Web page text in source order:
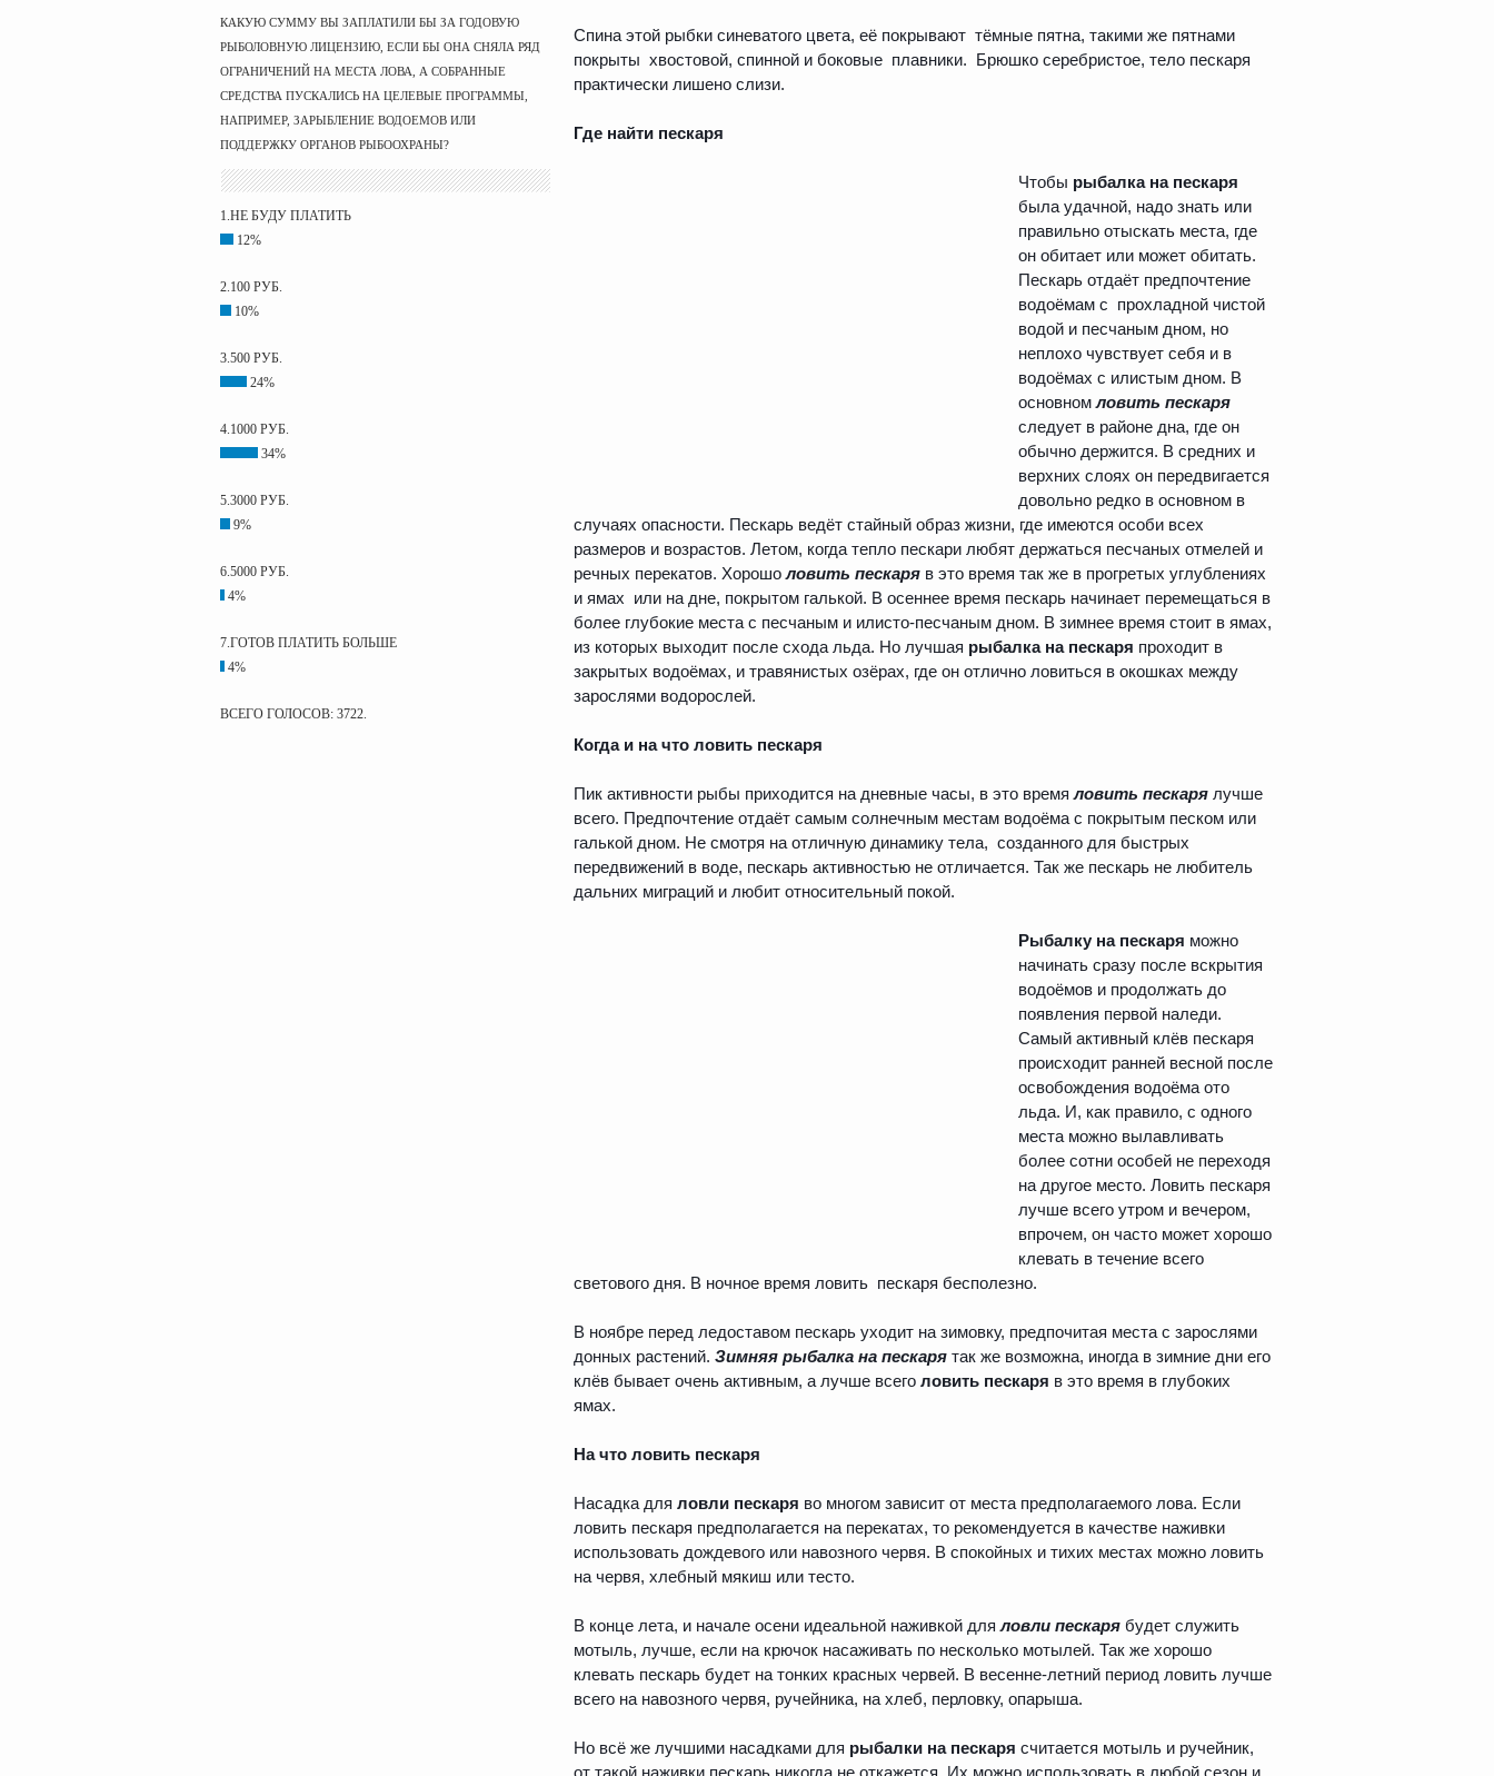
КАКУЮ СУММУ ВЫ ЗАПЛАТИЛИ БЫ ЗА ГОДОВУЮ
РЫБОЛОВНУЮ ЛИЦЕНЗИЮ, ЕСЛИ БЫ ОНА СНЯЛА РЯД
ОГРАНИЧЕНИЙ НА МЕСТА ЛОВА, А СОБРАННЫЕ
СРЕДСТВА ПУСКАЛИСЬ НА ЦЕЛЕВЫЕ ПРОГРАММЫ,
НАПРИМЕР, ЗАРЫБЛЕНИЕ ВОДОЕМОВ ИЛИ
ПОДДЕРЖКУ ОРГАНОВ РЫБООХРАНЫ?
1.НЕ БУДУ ПЛАТИТЬ
12%
2.100 РУБ.
10%
3.500 РУБ.
24%
4.1000 РУБ.
34%
5.3000 РУБ.
9%
6.5000 РУБ.
4%
7.ГОТОВ ПЛАТИТЬ БОЛЬШЕ
4%
ВСЕГО ГОЛОСОВ: 3722.
Спина этой рыбки синеватого цвета, её покрывают тёмные пятна, такими же пятнами
покрыты хвостовой, спинной и боковые плавники. Брюшко серебристое, тело пескаря
практически лишено слизи.
Где найти пескаря
Чтобы рыбалка на пескаря
была удачной, надо знать или
правильно отыскать места, где
он обитает или может обитать.
Пескарь отдаёт предпочтение
водоёмам с прохладной чистой
водой и песчаным дном, но
неплохо чувствует себя и в
водоёмах с илистым дном. В
основномловить пескаря
следует в районе дна, где он
обычно держится. В средних и
верхних слоях он передвигается
довольно редко в основном в
случаях опасности. Пескарь ведёт стайный образ жизни, где имеются особи всех
размеров и возрастов. Летом, когда тепло пескари любят держаться песчаных отмелей и
речных перекатов. Хорошоловить пескаря в это время так же в прогретых углублениях
и ямах или на дне, покрытом галькой. В осеннее время пескарь начинает перемещаться в
более глубокие места с песчаным и илисто-песчаным дном. В зимнее время стоит в ямах,
из которых выходит после схода льда. Но лучшая рыбалка на пескаря проходит в
закрытых водоёмах, и травянистых озёрах, где он отлично ловиться в окошках между
зарослями водорослей.
Когда и на что ловить пескаря
Пик активности рыбы приходится на дневные часы, в это времяловить пескаря лучше
всего. Предпочтение отдаёт самым солнечным местам водоёма с покрытым песком или
галькой дном. Не смотря на отличную динамику тела, созданного для быстрых
передвижений в воде, пескарь активностью не отличается. Так же пескарь не любитель
дальних миграций и любит относительный покой.
Рыбалку на пескаря можно
начинать сразу после вскрытия
водоёмов и продолжать до
появления первой наледи.
Самый активный клёв пескаря
происходит ранней весной после
освобождения водоёма ото
льда. И, как правило, с одного
места можно вылавливать
более сотни особей не переходя
на другое место. Ловить пескаря
лучше всего утром и вечером,
впрочем, он часто может хорошо
клевать в течение всего
светового дня. В ночное время ловить пескаря бесполезно.
В ноябре перед ледоставом пескарь уходит на зимовку, предпочитая места с зарослями
донных растений. Зимняя рыбалка на пескаря так же возможна, иногда в зимние дни его
клёв бывает очень активным, а лучше всего ловить пескаря в это время в глубоких
ямах.
На что ловить пескаря
Насадка для ловли пескаря во многом зависит от места предполагаемого лова. Если
ловить пескаря предполагается на перекатах, то рекомендуется в качестве наживки
использовать дождевого или навозного червя. В спокойных и тихих местах можно ловить
на червя, хлебный мякиш или тесто.
В конце лета, и начале осени идеальной наживкой дляловли пескаря будет служить
мотыль, лучше, если на крючок насаживать по несколько мотылей. Так же хорошо
клевать пескарь будет на тонких красных червей. В весенне-летний период ловить лучше
всего на навозного червя, ручейника, на хлеб, перловку, опарыша.
Но всё же лучшими насадками для рыбалки на пескаря считается мотыль и ручейник,
от такой наживки пескарь никогда не откажется. Их можно использовать в любой сезон и